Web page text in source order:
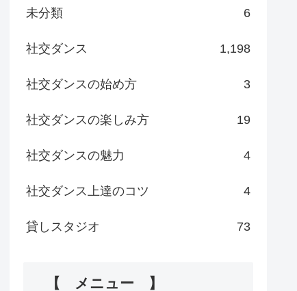
未分類 6
社交ダンス 1,198
社交ダンスの始め方 3
社交ダンスの楽しみ方 19
社交ダンスの魅力 4
社交ダンス上達のコツ 4
貸しスタジオ 73
【 メニュー 】